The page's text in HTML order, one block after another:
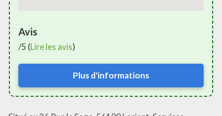
Avis
/5 (Lire les avis)
Plus d'informations